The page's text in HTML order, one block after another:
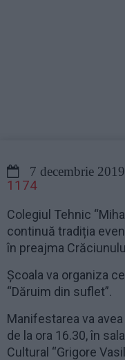
7 decembrie 2019
1174
Colegiul Tehnic
continuă tradiția
în preajma
Școala va organiza
“Dăruim din suflet”.
Manifestarea va
de la ora 16.30, în
Cultural “Grigore